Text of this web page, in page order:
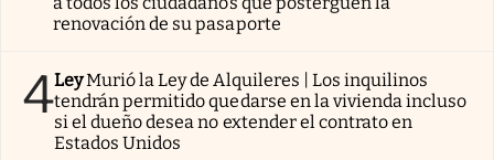
renovación de su pasaporte
4LeyMurió la Ley de Alquileres | Los inquilinos
tendrán permitido quedarse en la vivienda incluso
si el dueño desea no extender el contrato en
Estados Unidos